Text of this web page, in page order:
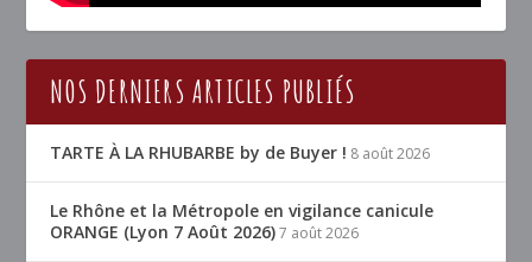
NOS DERNIERS ARTICLES PUBLIÉS
TARTE À LA RHUBARBE by de Buyer ! 8 août 2026
Le Rhône et la Métropole en vigilance canicule
ORANGE (Lyon 7 Août 2026) 7 août 2026